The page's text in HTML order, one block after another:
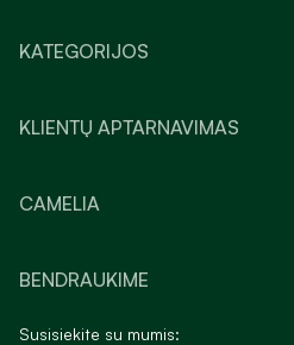
KATEGORIJOS
KLIENTŲ APTARNAVIMAS
CAMELIA
BENDRAUKIME
Susisiekite su mumis: